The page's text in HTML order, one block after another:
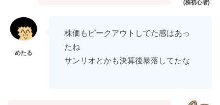
株価もピークアウトしてた感はあっ
たね
サンリオとかも決算後暴落してたな